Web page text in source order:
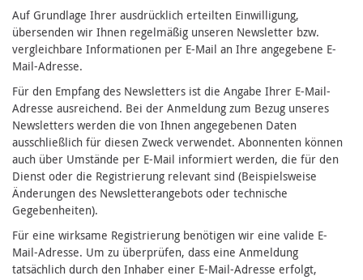
Auf Grundlage Ihrer ausdrücklich erteilten Einwilligung,
übersenden wir Ihnen regelmäßig unseren Newsletter bzw.
vergleichbare Informationen per E-Mail an Ihre angegebene E-
Mail-Adresse.
Für den Empfang des Newsletters ist die Angabe Ihrer E-Mail-
Adresse ausreichend. Bei der Anmeldung zum Bezug unseres
Newsletters werden die von Ihnen angegebenen Daten
ausschließlich für diesen Zweck verwendet. Abonnenten können
auch über Umstände per E-Mail informiert werden, die für den
Dienst oder die Registrierung relevant sind (Beispielsweise
Änderungen des Newsletterangebots oder technische
Gegebenheiten).
Für eine wirksame Registrierung benötigen wir eine valide E-
Mail-Adresse. Um zu überprüfen, dass eine Anmeldung
tatsächlich durch den Inhaber einer E-Mail-Adresse erfolgt,